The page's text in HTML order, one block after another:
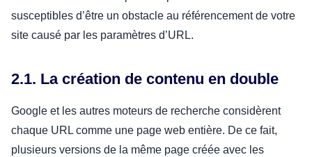
susceptibles d’être un obstacle au référencement de votre
site causé par les paramètres d’URL.
2.1. La création de contenu en double
Google et les autres moteurs de recherche considèrent
chaque URL comme une page web entière. De ce fait,
plusieurs versions de la même page créée avec les